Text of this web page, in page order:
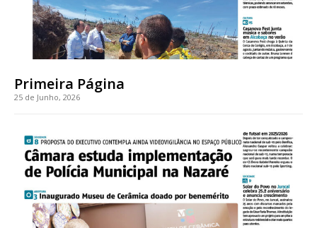
Primeira Página
25 de Junho, 2026